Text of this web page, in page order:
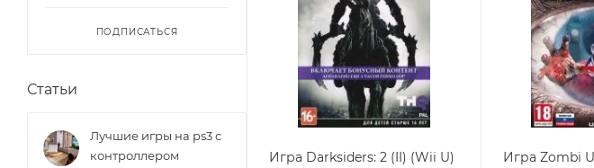
Игра Darksiders: 2 (II) (Wii U)
Игра Zombi
ПОДПИСАТЬСЯ
Статьи
Лучшие игры на ps3 с
контроллером